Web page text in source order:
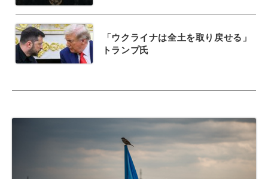
「ウクライナは全土を取り戻せる」
トランプ氏